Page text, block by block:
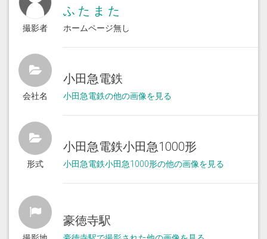
撮影者
ふ た ま た
ホームページ無し
会社名
小田急電鉄
小田急電鉄の他の画像を見る
形式
小田急電鉄小田急1000形
小田急電鉄小田急1000形の他の画像を見る
豪徳寺駅